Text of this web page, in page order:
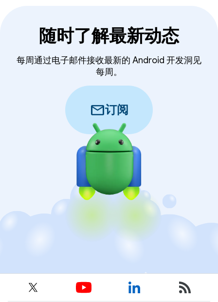
随时了解最新动态
每周通过电子邮件接收最新的 Android 开发洞见
每周。
mail订阅